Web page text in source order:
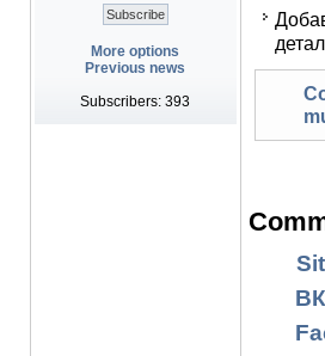
More options
Previous news
Subscribers: 393